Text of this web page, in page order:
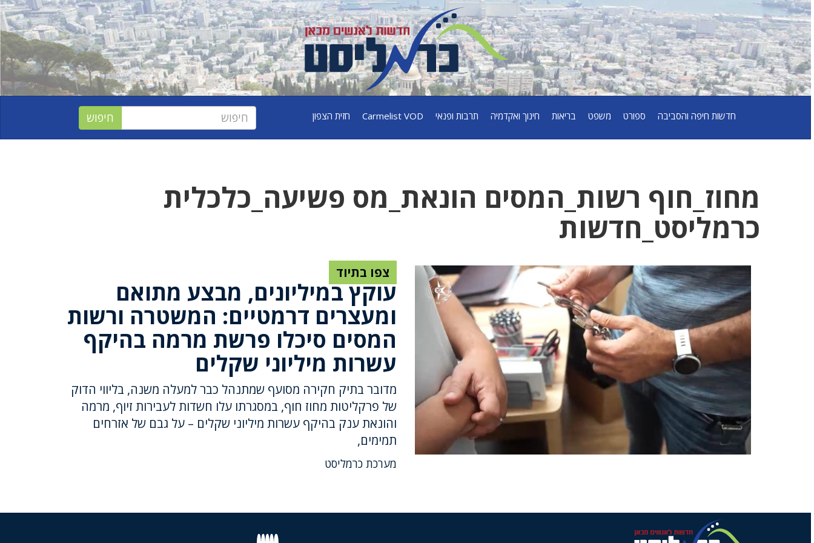
חדשות חיפה והסביבה ספורט משפט בריאות חינוך ואקדמיה תרבות ופנאי Carmelist VOD חזית הצפון
מחוז_חוף רשות_המסים הונאת_מס פשיעה_כלכלית
כרמליסט_חדשות
צפו בתיוד
עוקץ במיליונים, מבצע מתואם
ומעצרים דרמטיים: המשטרה ורשות
המסים סיכלו פרשת מרמה בהיקף
עשרות מיליוני שקלים
מדובר בתיק חקירה מסועף שמתנהל כבר למעלה משנה, בליווי הדוק
של פרקליטות מחוז חוף, במסגרתו עלו חשדות לעבירות זיוף, מרמה
והונאת ענק בהיקף עשרות מיליוני שקלים – על גבם של אזרחים
תמימים,
מערכת כרמליסט